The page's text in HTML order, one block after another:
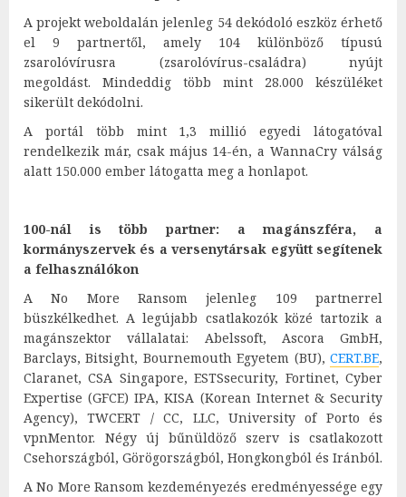
A projekt weboldalán jelenleg 54 dekódoló eszköz érhető
el 9 partnertől, amely 104 különböző típusú
zsarolóvírusra (zsarolóvírus-családra) nyújt
megoldást. Mindeddig több mint 28.000 készüléket
sikerült dekódolni.
A portál több mint 1,3 millió egyedi látogatóval
rendelkezik már, csak május 14-én, a WannaCry válság
alatt 150.000 ember látogatta meg a honlapot.
100-nál is több partner: a magánszféra, a
kormányszervek és a versenytársak együtt segítenek
a felhasználókon
A No More Ransom jelenleg 109 partnerrel
büszkélkedhet. A legújabb csatlakozók közé tartozik a
magánszektor vállalatai: Abelssoft, Ascora GmbH,
Barclays, Bitsight, Bournemouth Egyetem (BU), CERT.BE,
Claranet, CSA Singapore, ESTSsecurity, Fortinet, Cyber
Expertise (GFCE) IPA, KISA (Korean Internet & Security
Agency), TWCERT / CC, LLC, University of Porto és
vpnMentor. Négy új bűnüldöző szerv is csatlakozott
Csehországból, Görögországból, Hongkongból és Iránból.
A No More Ransom kezdeményezés eredményessége egy